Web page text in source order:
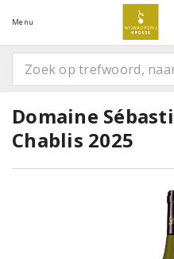
Menu
Domaine
Chablis 2025